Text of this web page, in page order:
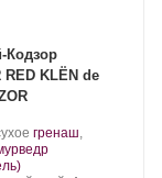
Кодзор
RЕD KLЁN de
.
Сорт
гренаш,
.